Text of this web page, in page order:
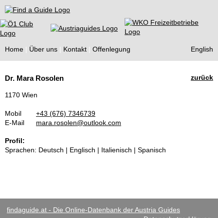
Find a Guide
Home Über uns Kontakt Offenlegung English
Guides
zurück
Dr. Mara Rosolen
1170 Wien
Mobil
+43 (676) 7346739
E-Mail
mara.rosolen@outlook.com
Profil:
Sprachen: Deutsch | Englisch | Italienisch | Spanisch
findaguide.at - Die Online-Datenbank der Austria Guides